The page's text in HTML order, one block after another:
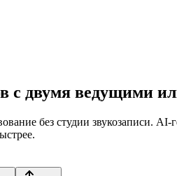
с двумя ведущими
без студии звукозаписи.